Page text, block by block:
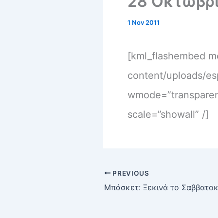
1 Nov 2011
[kml_flashembed
content/uploads/
scale=”showall” /]
PREVIOUS